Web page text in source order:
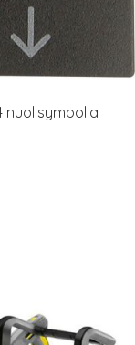
nuolisymbolia